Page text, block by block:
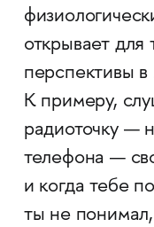
открывает
перспективы в
К примеру,
радиоточку —
телефона —
и когда тебе
ты не